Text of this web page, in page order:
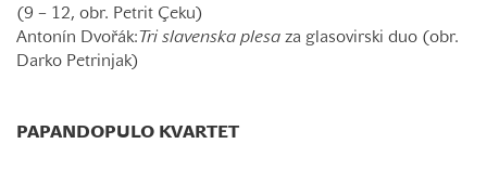
(9 – 12, obr. Petrit Çeku)
Antonín Dvořák: Tri slavenska plesa za glasovirski duo (obr.
Darko Petrinjak)
PAPANDOPULO KVARTET